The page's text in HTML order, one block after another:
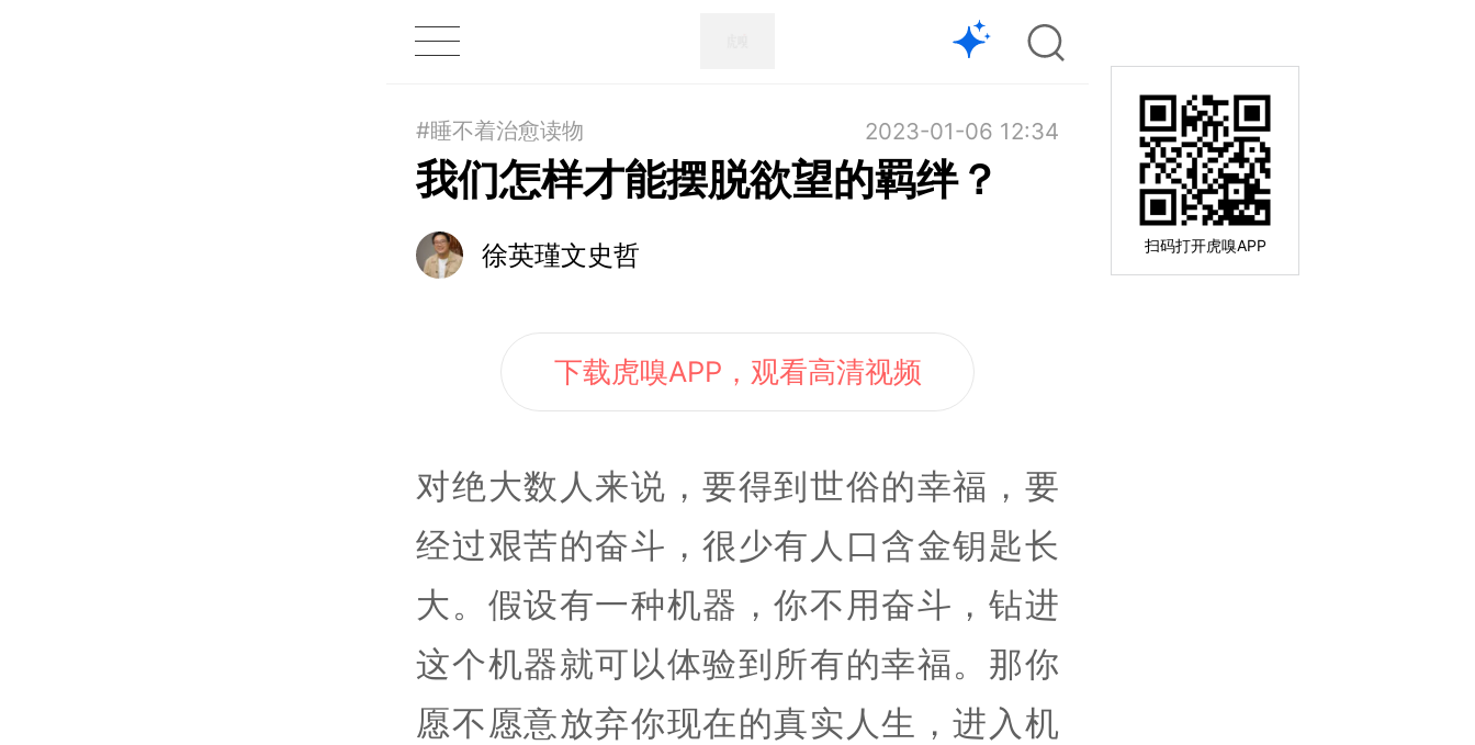
扫码打开虎嗅APP
#睡不着治愈读物 2023-01-06 12:34
我们怎样才能摆脱欲望的羁绊？
徐英瑾文史哲
下载虎嗅APP，观看高清视频
对绝大数人来说，要得到世俗的幸福，要
经过艰苦的奋斗，很少有人口含金钥匙长
大。假设有一种机器，你不用奋斗，钻进
这个机器就可以体验到所有的幸福。那你
愿不愿意放弃你现在的真实人生，进入机